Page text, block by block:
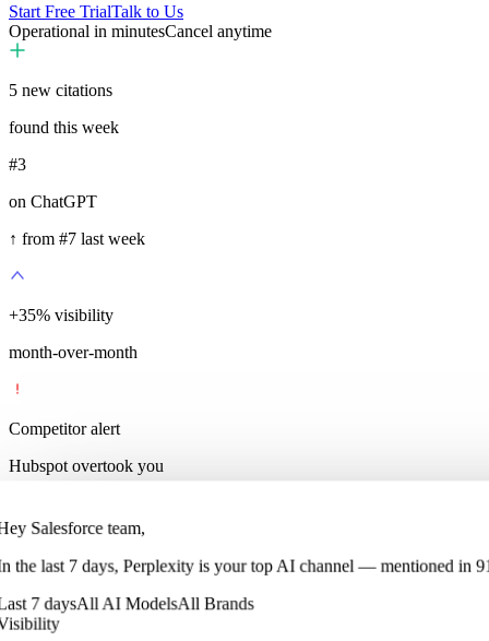
Start Free TrialTalk to Us
Operational in minutesCancel anytime
5 new citations
found this week
#3
on ChatGPT
↑ from #7 last week
+35% visibility
month-over-month
Competitor alert
Hubspot overtook you
Salesforce team,
the last 7 days, Perplexityis your top AI channel — mentioned in
7 daysAll AI ModelsAll Brands